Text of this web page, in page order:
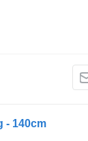
- 140cm